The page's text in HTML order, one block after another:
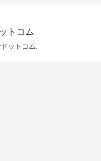
トコム
ットコム.